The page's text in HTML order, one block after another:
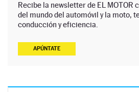
Recibe la newsletter de EL MOTOR
del mundo del automóvil y la moto,
conducción y eficiencia.
APÚNTATE